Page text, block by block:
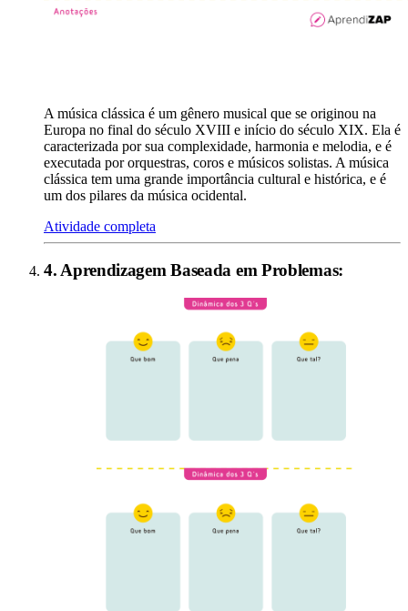
A música clássica é um gênero musical que se originou na
Europa no final do século XVIII e início do século XIX. Ela é
caracterizada por sua complexidade, harmonia e melodia, e é
executada por orquestras, coros e músicos solistas. A música
clássica tem uma grande importância cultural e histórica, e é
um dos pilares da música ocidental.
Atividade completa
4.Aprendizagem Baseada em Problemas: